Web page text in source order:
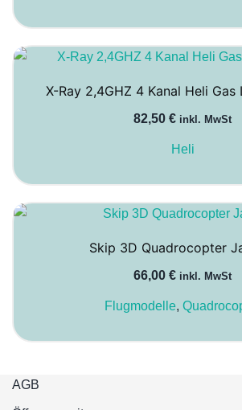
X-Ray 2,4GHZ 4 Kanal Heli Gas
82,50 € inkl. MwSt
Heli
Skip 3D Quadrocopter
66,00 € inkl. MwSt
Flugmodelle,
AGB